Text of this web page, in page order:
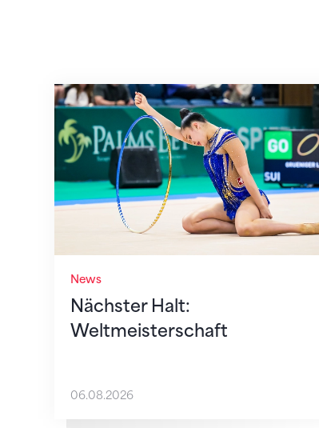
News
Nächster Halt:
Weltmeisterschaft
Nächster Halt: Weltmeisterschaft
06.08.2026